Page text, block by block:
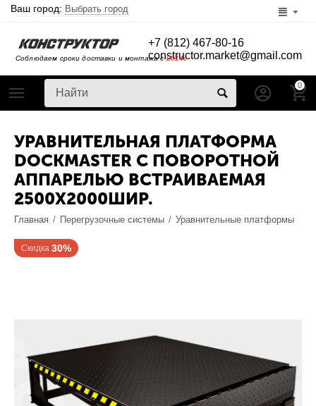
Ваш город: Выбрать город
Соблюдаем сроки доставки и монтажа с2014г
+7 (812) 467-80-16
constructor.market@gmail.com
0
УРАВНИТЕЛЬНАЯ ПЛАТФОРМА
DOCKMASTER С ПОВОРОТНОЙ
АППАРЕЛЬЮ ВСТРАИВАЕМАЯ
2500Х2000ШИР.
Главная / Перегрузочные системы / Уравнительные платформы
Скидка 30%